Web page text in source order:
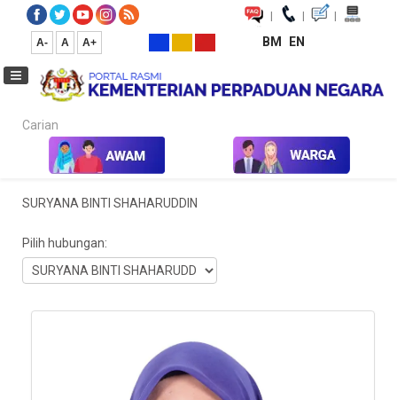
| | |
A- A A+ BM EN
Carian...
Laman Utama
SURYANA BINTI SHAHARUDDIN
Pilih hubungan: